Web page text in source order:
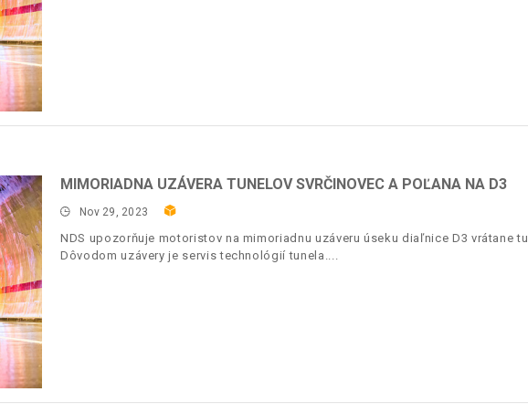
MIMORIADNA UZÁVERA TUNELOV SVRČINOVEC A POĽANA NA D3
Nov 29, 2023
NDS upozorňuje motoristov na mimoriadnu uzáveru úseku diaľnice D3 vrátane
Dôvodom uzávery je servis technológií tunela.